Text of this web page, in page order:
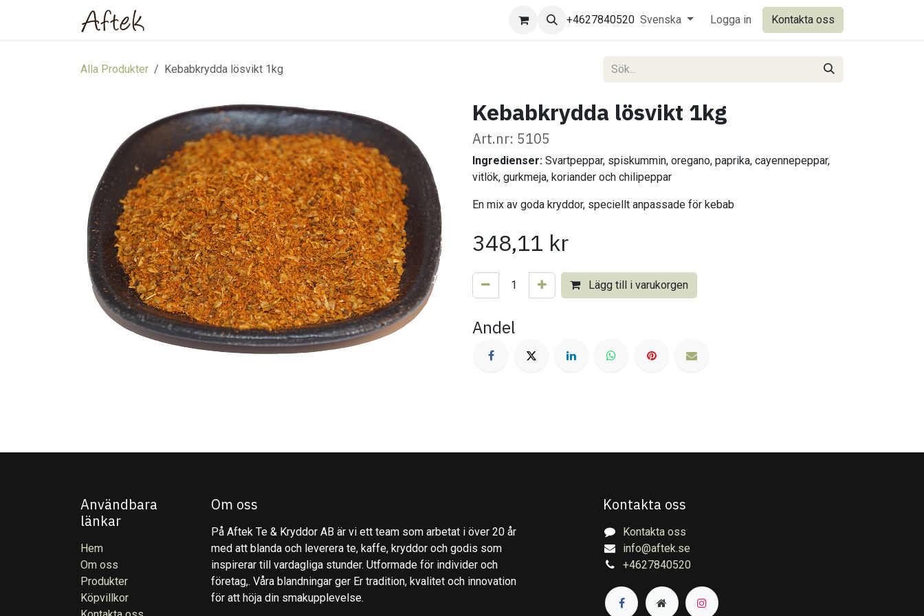
+4627840520 Svenska Logga in Kontakta oss
Alla Produkter Kebabkrydda lösvikt 1kg
Kebabkrydda lösvikt 1kg
Art.nr: 5105
Ingredienser: Svartpeppar, spiskummin, oregano, paprika, cayennepeppar,
vitlök, gurkmeja, koriander och chilipeppar
En mix av goda kryddor, speciellt anpassade för kebab
348,11 kr
Lägg till i varukorgen
Andel
Användbara
länkar
Hem
Om oss
Produkter
Köpvillkor
Om oss
På Aftek Te & Kryddor AB är vi ett team som arbetat i över 20 år
med att blanda och leverera te, kaffe, kryddor och godis som
inspirerar till vardagliga stunder. Utformade för individer och
företag,. Våra blandningar ger Er tradition, kvalitet och innovation
för att höja din smakupplevelse.
Kontakta oss
Kontakta oss
info@aftek.se
+4627840520